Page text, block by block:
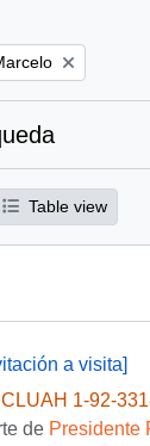
Table view
a visita]
1-92-
de Presidente